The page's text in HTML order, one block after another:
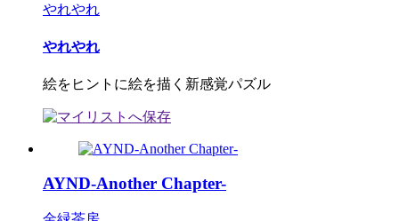
やれやれ
やれやれ
絵をヒントに絵を描く新感覚パズル
AYND-Another Chapter-